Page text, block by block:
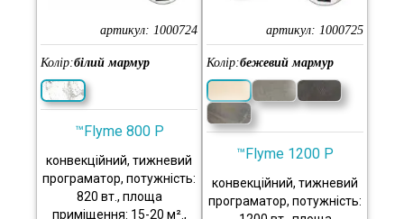
артикул: 1000724
Колір:білий мармур
™Flyme 800 P
конвекційний, тижневий
програматор, потужність:
820 вт., площа
приміщення: 15-20 м².,
артикул: 1000725
Колір:бежевий мармур
™Flyme 1200 P
конвекційний, тижневий
програматор, потужність: